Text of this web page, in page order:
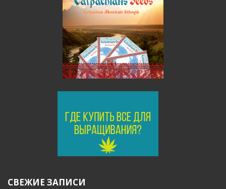
СВЕЖИЕ ЗАПИСИ